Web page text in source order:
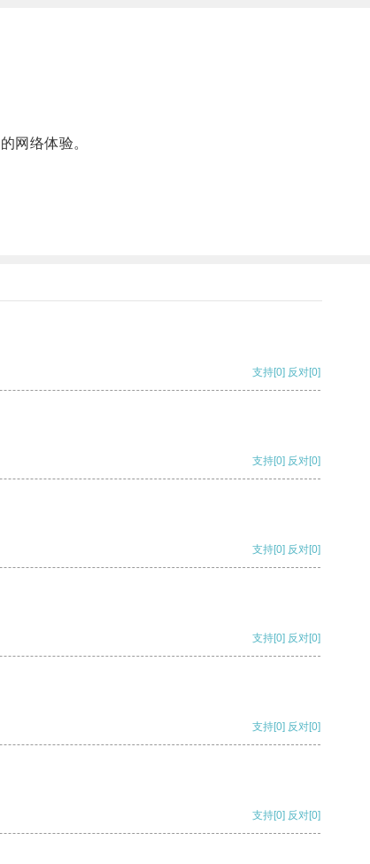
网络体验。
支持[0] 反对[0]
支持[0] 反对[0]
支持[0] 反对[0]
支持[0] 反对[0]
支持[0] 反对[0]
支持[0] 反对[0]